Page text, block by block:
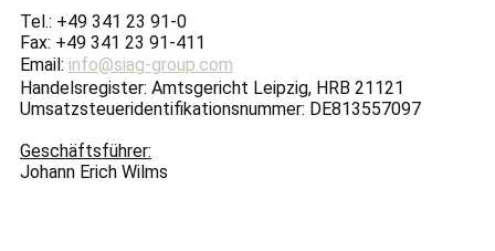
Tel.: +49 341 23 91-0
Fax: +49 341 23 91-411
Email: info@siag-group.com
Handelsregister: Amtsgericht Leipzig, HRB 21121
Umsatzsteueridentifikationsnummer: DE813557097
Geschäftsführer:
Johann Erich Wilms